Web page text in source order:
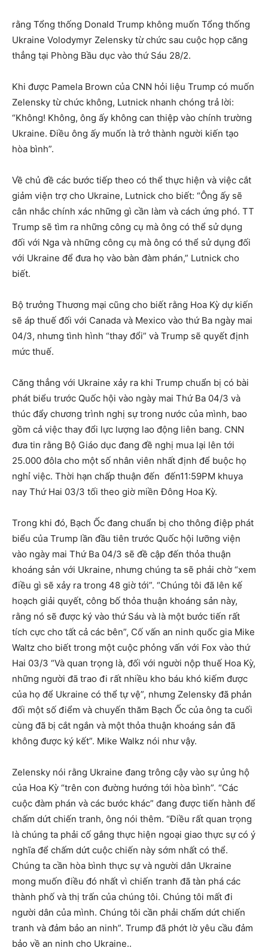
rằng Tổng thống Donald Trump không muốn Tổng thống
Ukraine Volodymyr Zelensky từ chức sau cuộc họp căng
thẳng tại Phòng Bầu dục vào thứ Sáu 28/2.
Khi được Pamela Brown của CNN hỏi liệu Trump có muốn
Zelensky từ chức không, Lutnick nhanh chóng trả lời:
“Không! Không, ông ấy không can thiệp vào chính trường
Ukraine. Điều ông ấy muốn là trở thành người kiến ​​tạo
hòa bình”.
Về chủ đề các bước tiếp theo có thể thực hiện và việc cắt
giảm viện trợ cho Ukraine, Lutnick cho biết: “Ông ấy sẽ
cân nhắc chính xác những gì cần làm và cách ứng phó. TT
Trump sẽ tìm ra những công cụ mà ông có thể sử dụng
đối với Nga và những công cụ mà ông có thể sử dụng đối
với Ukraine để đưa họ vào bàn đàm phán,” Lutnick cho
biết.
Bộ trưởng Thương mại cũng cho biết rằng ​​Hoa Kỳ dự kiến
sẽ áp thuế đối với Canada và Mexico vào thứ Ba ngày mai
04/3, nhưng tình hình “thay đổi” và Trump sẽ quyết định
mức thuế.
Căng thẳng với Ukraine xảy ra khi Trump chuẩn bị có bài
phát biểu trước Quốc hội vào ngày mai Thứ Ba 04/3 và
thúc đẩy chương trình nghị sự trong nước của mình, bao
gồm cả việc thay đổi lực lượng lao động liên bang. CNN
đưa tin rằng Bộ Giáo dục đang đề nghị mua lại lên tới
25.000 đôla cho một số nhân viên nhất định để buộc họ
nghỉ việc. Thời hạn chấp thuận đến đến11:59PM khuya
nay Thứ Hai 03/3 tối theo giờ miền Đông Hoa Kỳ.
Trong khi đó, Bạch Ốc đang chuẩn bị cho thông điệp phát
biểu của Trump lần đầu tiên trước Quốc hội lưỡng viện
vào ngày mai Thứ Ba 04/3 sẽ đề cập đến thỏa thuận
khoáng sản với Ukraine, nhưng chúng ta sẽ phải chờ “xem
điều gì sẽ xảy ra trong 48 giờ tới”. “Chúng tôi đã lên kế
hoạch giải quyết, công bố thỏa thuận khoáng sản này,
rằng nó sẽ được ký vào thứ Sáu và là một bước tiến rất
tích cực cho tất cả các bên”, Cố vấn an ninh quốc gia Mike
Waltz cho biết trong một cuộc phỏng vấn với Fox vào thứ
Hai 03/3 “Và quan trọng là, đối với người nộp thuế Hoa Kỳ,
những người đã trao đi rất nhiều kho báu khó kiếm được
của họ để Ukraine có thể tự vệ”, nhưng Zelensky đã phản
đối một số điểm và chuyến thăm Bạch Ốc của ông ta cuối
cùng đã bị cắt ngắn và một thỏa thuận khoáng sản đã
không được ký kết”. Mike Walkz nói như vậy.
Zelensky nói rằng Ukraine đang trông cậy vào sự ủng hộ
của Hoa Kỳ “trên con đường hướng tới hòa bình”. “Các
cuộc đàm phán và các bước khác” đang được tiến hành để
chấm dứt chiến tranh, ông nói thêm. “Điều rất quan trọng
là chúng ta phải cố gắng thực hiện ngoại giao thực sự có ý
nghĩa để chấm dứt cuộc chiến này sớm nhất có thể.
Chúng ta cần hòa bình thực sự và người dân Ukraine
mong muốn điều đó nhất vì chiến tranh đã tàn phá các
thành phố và thị trấn của chúng tôi. Chúng tôi mất đi
người dân của mình. Chúng tôi cần phải chấm dứt chiến
tranh và đảm bảo an ninh”. Trump đã phớt lờ yêu cầu đảm
bảo về an ninh cho Ukraine..